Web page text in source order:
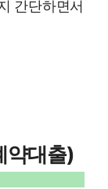
간단하면서
약대출)